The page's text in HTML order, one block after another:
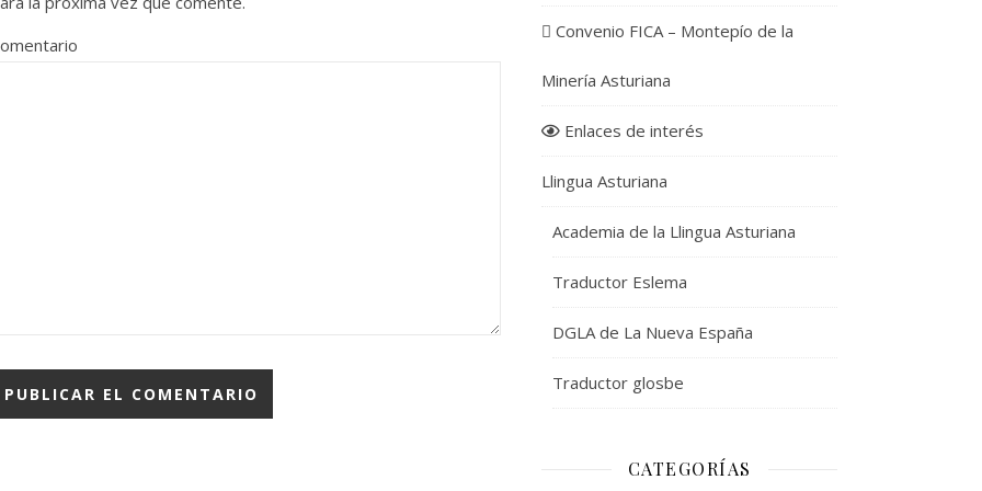
Convenio FICA – Montepío de la
Minería Asturiana
Enlaces de interés
Llingua Asturiana
Academia de la Llingua Asturiana
Traductor Eslema
DGLA de La Nueva España
Traductor glosbe
CATEGORÍAS